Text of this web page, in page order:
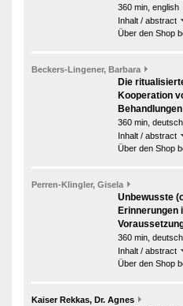
360 min, english
Inhalt / abstract
Über den Shop
Beckers-Lingener, Barbara
Die
Kooperation
Behandlungen
360 min, deutsch
Inhalt / abstract
Über den Shop
Perren-Klingler, Gisela
Unbewusste
Erinnerungen
360 min, deutsch
Inhalt / abstract
Über den Shop
Kaiser Rekkas, Dr. Agnes